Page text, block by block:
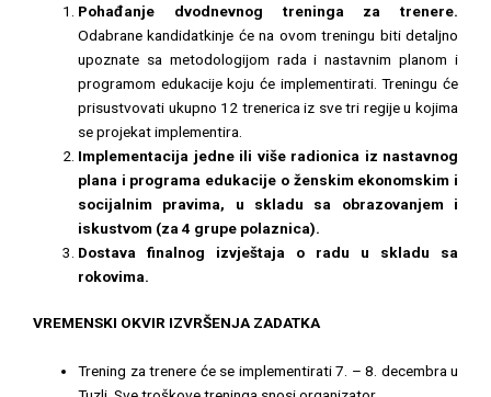
Pohađanje dvodnevnog treninga za trenere.
Odabrane kandidatkinje će na ovom treningu biti detaljno
upoznate sa metodologijom rada i nastavnim planom i
programom edukacije koju će implementirati. Treningu će
prisustvovati ukupno 12 trenerica iz sve tri regije u kojima
se projekat implementira.
Implementacija jedne ili više radionica iz nastavnog
plana i programa edukacije o ženskim ekonomskim i
socijalnim pravima, u skladu sa obrazovanjem i
iskustvom (za 4 grupe polaznica).
Dostava finalnog izvještaja o radu u skladu sa
rokovima.
VREMENSKI OKVIR IZVRŠENJA ZADATKA
Trening za trenere će se implementirati 7. – 8. decembra u